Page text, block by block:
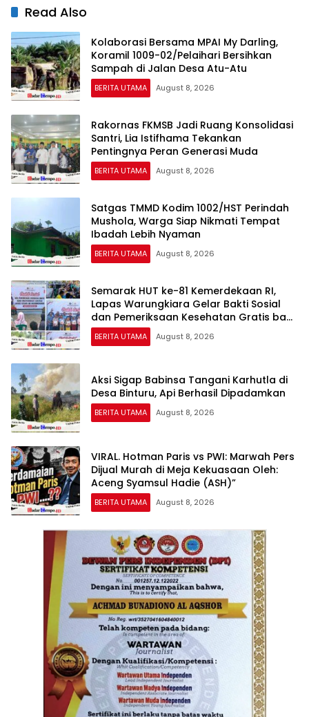
Read Also
Kolaborasi Bersama MPAI My Darling,
Koramil 1009-02/Pelaihari Bersihkan
Sampah di Jalan Desa Atu-Atu
BERITA UTAMA August 8, 2026
Rakornas FKMSB Jadi Ruang Konsolidasi
Santri, Lia Istifhama Tekankan
Pentingnya Peran Generasi Muda
BERITA UTAMA August 8, 2026
Satgas TMMD Kodim 1002/HST Perindah
Mushola, Warga Siap Nikmati Tempat
Ibadah Lebih Nyaman
BERITA UTAMA August 8, 2026
Semarak HUT ke-81 Kemerdekaan RI,
Lapas Warungkiara Gelar Bakti Sosial
dan Pemeriksaan Kesehatan Gratis bagi
Masyarakat
BERITA UTAMA August 8, 2026
Aksi Sigap Babinsa Tangani Karhutla di
Desa Binturu, Api Berhasil Dipadamkan
BERITA UTAMA August 8, 2026
VIRAL. Hotman Paris vs PWI: Marwah Pers
Dijual Murah di Meja Kekuasaan Oleh:
Aceng Syamsul Hadie (ASH)”
BERITA UTAMA August 8, 2026